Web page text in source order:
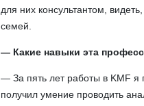
для них консультантом,
семей.
— Какие навыки эта
— За пять лет работы в KMF я
получил умение проводить